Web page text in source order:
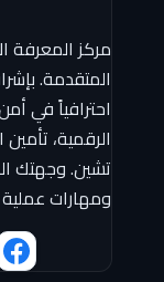
مركز المعرفة
المتقدمة.
احترافياً في
الرقمية،
تشين. وجهتك
ومهارات